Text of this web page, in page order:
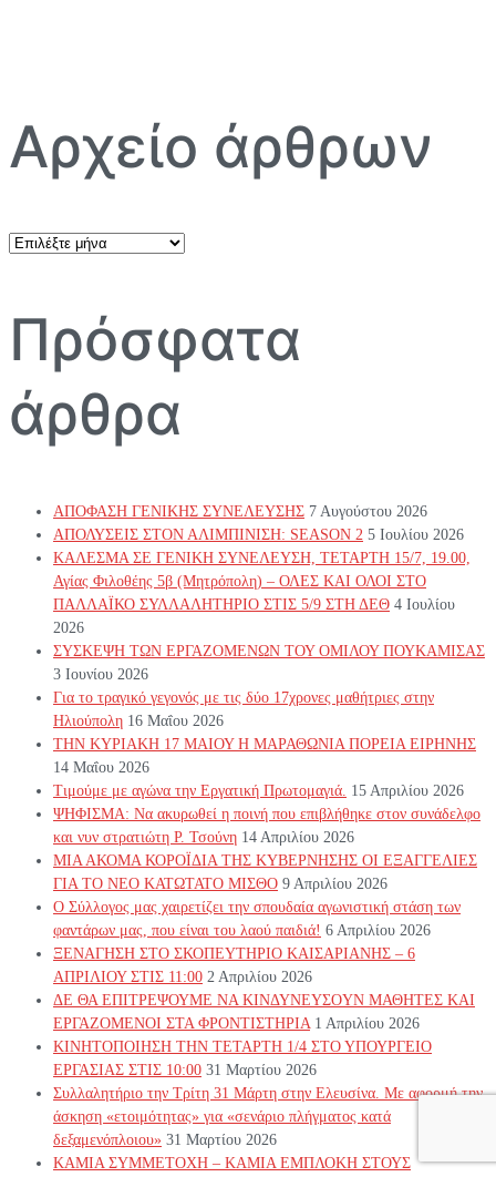
Αρχείο άρθρων
Αρχείο
Πρόσφατα
άρθρα
ΑΠΟΦΑΣΗ ΓΕΝΙΚΗΣ ΣΥΝΕΛΕΥΣΗΣ 7 Αυγούστου 2026
ΑΠΟΛΥΣΕΙΣ ΣΤΟΝ ΑΛΙΜΠΙΝΙΣΗ: SEASON 2 5 Ιουλίου 2026
ΚΑΛΕΣΜΑ ΣΕ ΓΕΝΙΚΗ ΣΥΝΕΛΕΥΣΗ, ΤΕΤΑΡΤΗ 15/7, 19.00,
Αγίας Φιλοθέης 5β (Μητρόπολη) – ΟΛΕΣ ΚΑΙ ΟΛΟΙ ΣΤΟ
ΠΑΛΛΑΪΚΟ ΣΥΛΛΑΛΗΤΗΡΙΟ ΣΤΙΣ 5/9 ΣΤΗ ΔΕΘ 4 Ιουλίου
2026
ΣΥΣΚΕΨΗ ΤΩΝ ΕΡΓΑΖΟΜΕΝΩΝ ΤΟΥ ΟΜΙΛΟΥ ΠΟΥΚΑΜΙΣΑΣ
3 Ιουνίου 2026
Για το τραγικό γεγονός με τις δύο 17χρονες μαθήτριες στην
Ηλιούπολη 16 Μαΐου 2026
ΤΗΝ ΚΥΡΙΑΚΗ 17 ΜΑΙΟΥ Η ΜΑΡΑΘΩΝΙΑ ΠΟΡΕΙΑ ΕΙΡΗΝΗΣ
14 Μαΐου 2026
Τιμούμε με αγώνα την Εργατική Πρωτομαγιά. 15 Απριλίου 2026
ΨΗΦΙΣΜΑ: Να ακυρωθεί η ποινή που επιβλήθηκε στον συνάδελφο
και νυν στρατιώτη Ρ. Τσούνη 14 Απριλίου 2026
ΜΙΑ ΑΚΟΜΑ ΚΟΡΟΪΔΙΑ ΤΗΣ ΚΥΒΕΡΝΗΣΗΣ ΟΙ ΕΞΑΓΓΕΛΙΕΣ
ΓΙΑ ΤΟ ΝΕΟ ΚΑΤΩΤΑΤΟ ΜΙΣΘΟ 9 Απριλίου 2026
Ο Σύλλογος μας χαιρετίζει την σπουδαία αγωνιστική στάση των
φαντάρων μας, που είναι του λαού παιδιά! 6 Απριλίου 2026
ΞΕΝΑΓΗΣΗ ΣΤΟ ΣΚΟΠΕΥΤΗΡΙΟ ΚΑΙΣΑΡΙΑΝΗΣ – 6
ΑΠΡΙΛΙΟΥ ΣΤΙΣ 11:00 2 Απριλίου 2026
ΔΕ ΘΑ ΕΠΙΤΡΕΨΟΥΜΕ ΝΑ ΚΙΝΔΥΝΕΥΣOYN ΜΑΘΗΤΕΣ ΚΑΙ
ΕΡΓΑΖΟΜΕΝΟΙ ΣΤΑ ΦΡΟΝΤΙΣΤΗΡΙΑ 1 Απριλίου 2026
ΚΙΝΗΤΟΠΟΙΗΣΗ ΤΗΝ ΤΕΤΑΡΤΗ 1/4 ΣΤΟ ΥΠΟΥΡΓΕΙΟ
ΕΡΓΑΣΙΑΣ ΣΤΙΣ 10:00 31 Μαρτίου 2026
Συλλαλητήριο την Τρίτη 31 Μάρτη στην Ελευσίνα. Με αφορμή την
άσκηση «ετοιμότητας» για «σενάριο πλήγματος κατά
δεξαμενόπλοιου» 31 Μαρτίου 2026
ΚΑΜΙΑ ΣΥΜΜΕΤΟΧΗ – ΚΑΜΙΑ ΕΜΠΛΟΚΗ ΣΤΟΥΣ